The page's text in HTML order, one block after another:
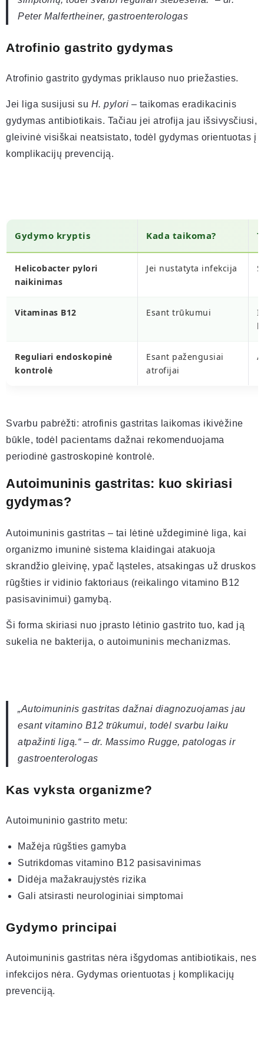
Peter Malfertheiner, gastroenterologas
Atrofinio gastrito gydymas
Atrofinio gastrito gydymas priklauso nuo priežasties.
Jei liga susijusi su H. pylori – taikomas eradikacinis
gydymas antibiotikais. Tačiau jei atrofija jau išsivysčiusi,
gleivinė visiškai neatsistato, todėl gydymas orientuotas į
komplikacijų prevenciją.
Gydymo kryptis Kada taikoma?
Helicobacter pylori
naikinimas
Jei nustatyta infekcija
Vitaminas B12 Esant trūkumui
Reguliari endoskopinė
kontrolė
Esant pažengusiai
atrofijai
Svarbu pabrėžti: atrofinis gastritas laikomas ikivėžine
būkle, todėl pacientams dažnai rekomenduojama
periodinė gastroskopinė kontrolė.
Autoimuninis gastritas: kuo skiriasi
gydymas?
Autoimuninis gastritas – tai lėtinė uždegiminė liga, kai
organizmo imuninė sistema klaidingai atakuoja
skrandžio gleivinę, ypač ląsteles, atsakingas už druskos
rūgšties ir vidinio faktoriaus (reikalingo vitamino B12
pasisavinimui) gamybą.
Ši forma skiriasi nuo įprasto lėtinio gastrito tuo, kad ją
sukelia ne bakterija, o autoimuninis mechanizmas.
„Autoimuninis gastritas dažnai diagnozuojamas jau
esant vitamino B12 trūkumui, todėl svarbu laiku
atpažinti ligą.“ – dr. Massimo Rugge, patologas ir
gastroenterologas
Kas vyksta organizme?
Autoimuninio gastrito metu:
Mažėja rūgšties gamyba
Sutrikdomas vitamino B12 pasisavinimas
Didėja mažakraujystės rizika
Gali atsirasti neurologiniai simptomai
Gydymo principai
Autoimuninis gastritas nėra išgydomas antibiotikais, nes
infekcijos nėra. Gydymas orientuotas į komplikacijų
prevenciją.